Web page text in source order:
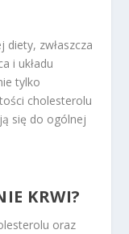
diety, zwłaszcza
i układu
tylko
cholesterolu
się do ogólnej
KRWI?
oraz